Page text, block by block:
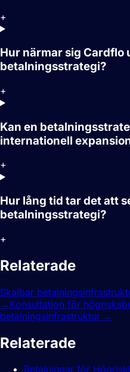
+
Hur närmar sig Cardflo
betalningsstrategi?
+
Kan en
internationell
+
Hur lång tid tar det att
betalningsstrategi?
+
Relaterade
Skalbar
→ Konsultation för
betalningsinfrastruktur →
Relaterade
Betalningar för